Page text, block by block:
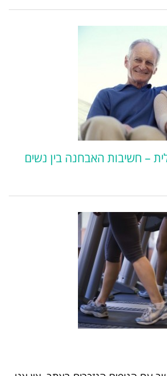
– חשיבות האבחנה בין נשים